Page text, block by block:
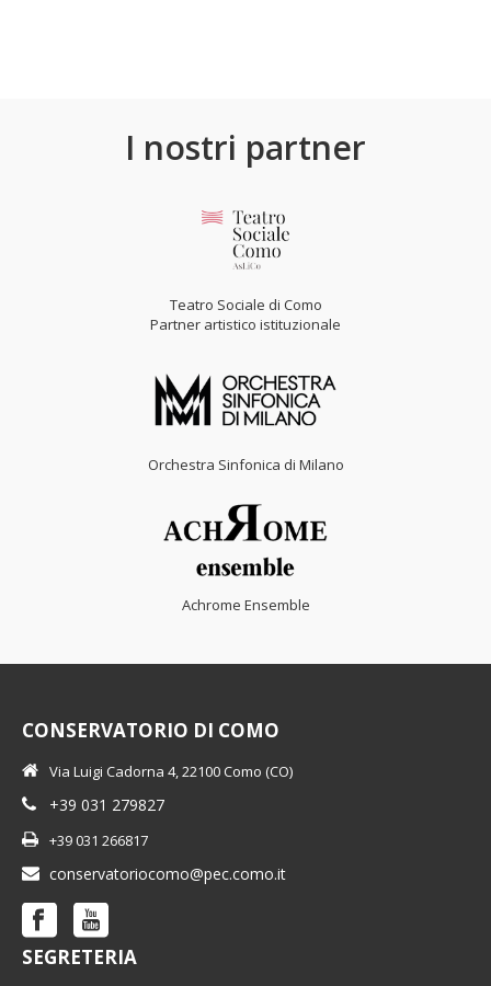
I nostri partner
Teatro Sociale di Como
Partner artistico istituzionale
Orchestra Sinfonica di Milano
Achrome Ensemble
CONSERVATORIO DI COMO
Via Luigi Cadorna 4, 22100 Como (CO)
+39 031 279827
+39 031 266817
conservatoriocomo@pec.como.it
SEGRETERIA